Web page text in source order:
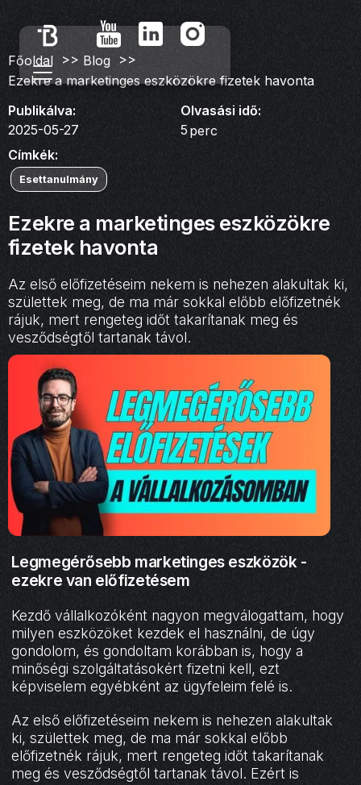
Főoldal >> Blog >>
Ezekre a marketinges eszközökre fizetek havonta
Publikálva:
2025-05-27
Olvasási idő:
5perc
Címkék:
Esettanulmány
Ezekre a marketinges eszközökre
fizetek havonta
Az első előfizetéseim nekem is nehezen alakultak ki,
születtek meg, de ma már sokkal előbb előfizetnék
rájuk, mert rengeteg időt takarítanak meg és
vesződségtől tartanak távol.
Legmegérősebb marketinges eszközök -
ezekre van előfizetésem
Kezdő vállalkozóként nagyon megválogattam, hogy
milyen eszközöket kezdek el használni, de úgy
gondolom, és gondoltam korábban is, hogy a
minőségi szolgáltatásokért fizetni kell, ezt
képviselem egyébként az ügyfeleim felé is.
Az első előfizetéseim nekem is nehezen alakultak
ki, születtek meg, de ma már sokkal előbb
előfizetnék rájuk, mert rengeteg időt takarítanak
meg és vesződségtől tartanak távol. Ezért is